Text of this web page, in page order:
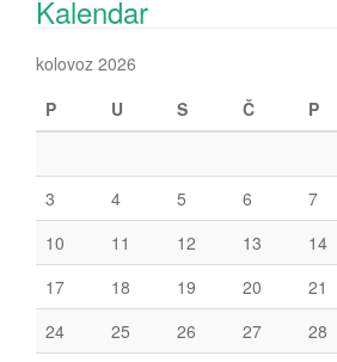
Kalendar
kolovoz 2026
P
U S Č P
3
4 5 6 7
10
11 12 13 14
17
18 19 20 21
24
25 26 27 28